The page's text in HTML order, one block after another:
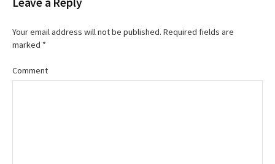
s
t
a
Your email address will not be published. Required fields are
marked *
Comment